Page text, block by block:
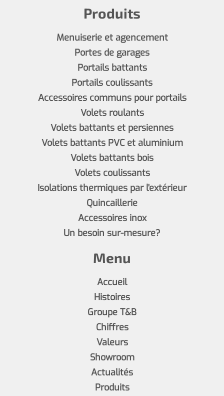
Produits
Menuiserie et agencement
Portes de garages
Portails battants
Portails coulissants
Accessoires communs pour portails
Volets roulants
Volets battants et persiennes
Volets battants PVC et aluminium
Volets battants bois
Volets coulissants
Isolations thermiques par l'extérieur
Quincaillerie
Accessoires inox
Un besoin sur-mesure?
Menu
Accueil
Histoires
Groupe T&B
Chiffres
Valeurs
Showroom
Actualités
Produits